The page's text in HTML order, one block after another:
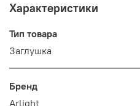
Характеристики
Тип товара
Заглушка
Бренд
Arlight